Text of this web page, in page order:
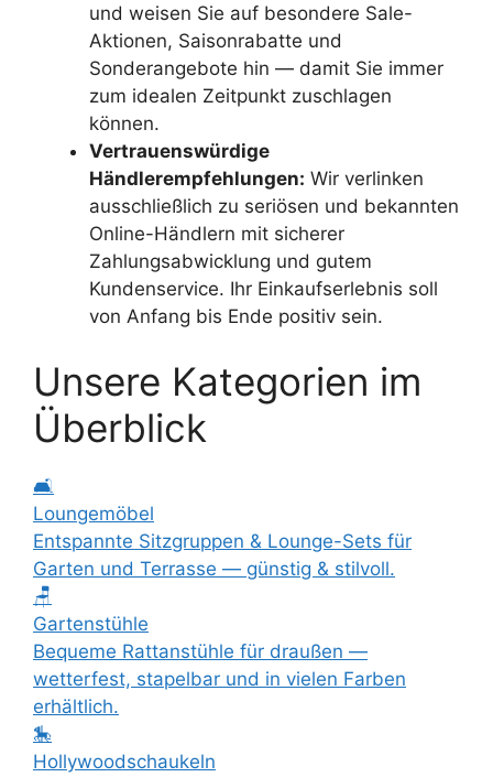
und weisen Sie auf besondere Sale-
Aktionen, Saisonrabatte und
Sonderangebote hin — damit Sie immer
zum idealen Zeitpunkt zuschlagen
können.
Vertrauenswürdige
Händlerempfehlungen: Wir verlinken
ausschließlich zu seriösen und bekannten
Online-Händlern mit sicherer
Zahlungsabwicklung und gutem
Kundenservice. Ihr Einkaufserlebnis soll
von Anfang bis Ende positiv sein.
Unsere Kategorien im
Überblick
🛋️
Loungemöbel
Entspannte Sitzgruppen & Lounge-Sets für
Garten und Terrasse — günstig & stilvoll.
🪑
Gartenstühle
Bequeme Rattanstühle für draußen —
wetterfest, stapelbar und in vielen Farben
erhältlich.
🎠
Hollywoodschaukeln